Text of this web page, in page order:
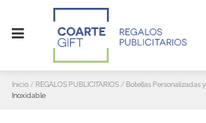
Inicio REGALOS PUBLICITARIOS Botellas Personalizadas
Inoxidable